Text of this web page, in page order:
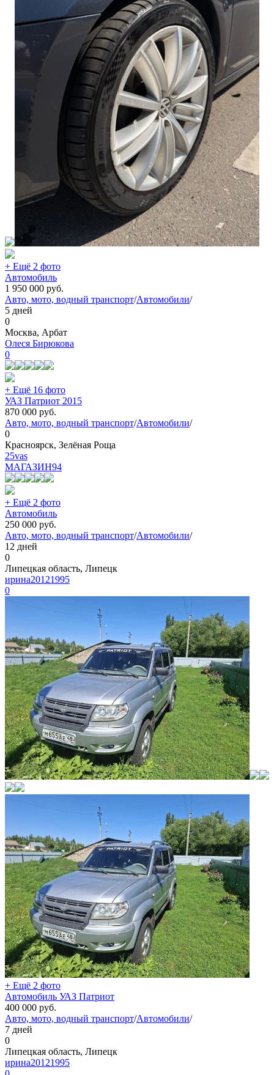
+ Ещё 2 фото
Автомобиль
1 950 000 руб.
Авто, мото, водный транспорт/Автомобили/
5 дней
0
Москва, Арбат
Олеся Бирюкова
0
+ Ещё 16 фото
УАЗ Патриот 2015
870 000 руб.
Авто, мото, водный транспорт/Автомобили/
0
Красноярск, Зелёная Роща
25vas
МАГАЗИН94
+ Ещё 2 фото
Автомобиль
250 000 руб.
Авто, мото, водный транспорт/Автомобили/
12 дней
0
Липецкая область, Липецк
ирина20121995
0
+ Ещё 2 фото
Автомобиль УАЗ Патриот
400 000 руб.
Авто, мото, водный транспорт/Автомобили/
7 дней
0
Липецкая область, Липецк
ирина20121995